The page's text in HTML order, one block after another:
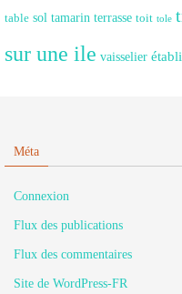
table sol tamarin terrasse toit tole
sur une ile vaisselier établi
Méta
Connexion
Flux des publications
Flux des commentaires
Site de WordPress-FR